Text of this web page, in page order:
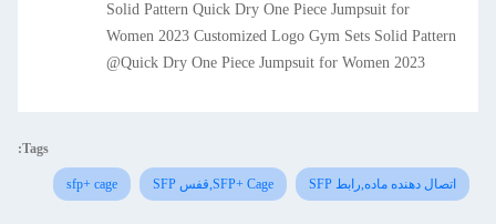
Solid Pattern Quick Dry One Piece Jumpsuit for
Women 2023 Customized Logo Gym Sets Solid Pattern
Quick Dry One Piece Jumpsuit for Women 2023@
Tags:
اتصال دهنده ماده,رابط SFP SFP+ Cage,قفس SFP sfp+ cage